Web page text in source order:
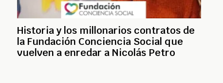
Historia y los millonarios contratos de
la Fundación Conciencia Social que
vuelven a enredar a Nicolás Petro